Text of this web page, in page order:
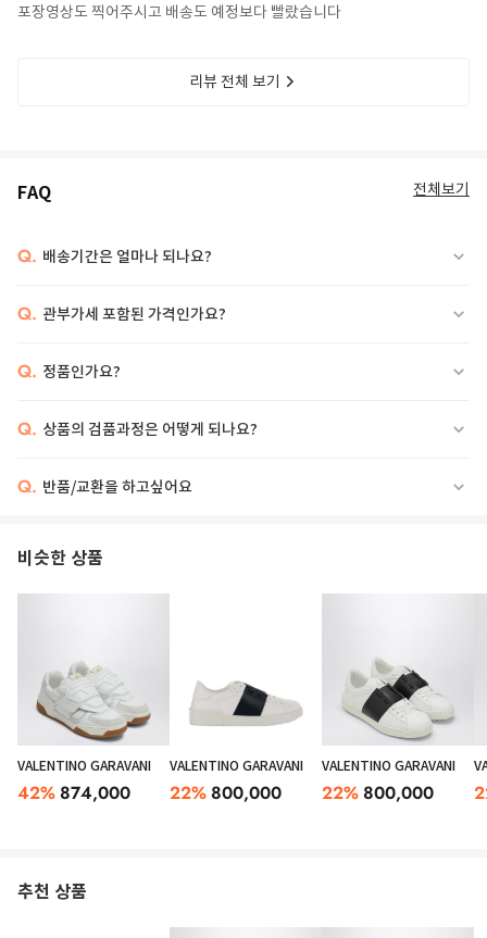
포장영상도 찍어주시고 배송도 예정보다 빨랐습니다
리뷰 전체 보기
FAQ 전체보기
Q. 배송기간은 얼마나 되나요?
Q. 관부가세 포함된 가격인가요?
Q. 정품인가요?
Q. 상품의 검품과정은 어떻게 되나요?
Q. 반품/교환을 하고싶어요
비슷한 상품
VALENTINO GARAVANI
42%874,000
VALENTINO GARAVANI
22%800,000
VALENTINO GARAVANI
22%800,000
추천 상품